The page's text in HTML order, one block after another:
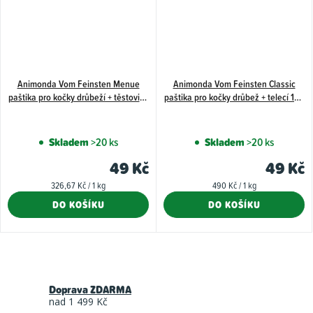
Animonda Vom Feinsten Menue
paštika pro kočky drůbeží + těstoviny
Skladem>20 ks
49 Kč
Měrná
326,67 Kč / 1 kg
DO KOŠÍKU
Animonda Vom Feinsten Classic
paštika pro kočky drůbež + telecí 100
Skladem>20 ks
49 Kč
Měrná
490 Kč / 1 kg
DO KOŠÍKU
Doprava ZDARMA
nad 1 499 Kč